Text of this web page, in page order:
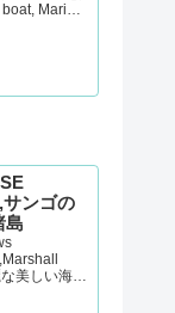
Marine
ンゴの
島
美しい海,